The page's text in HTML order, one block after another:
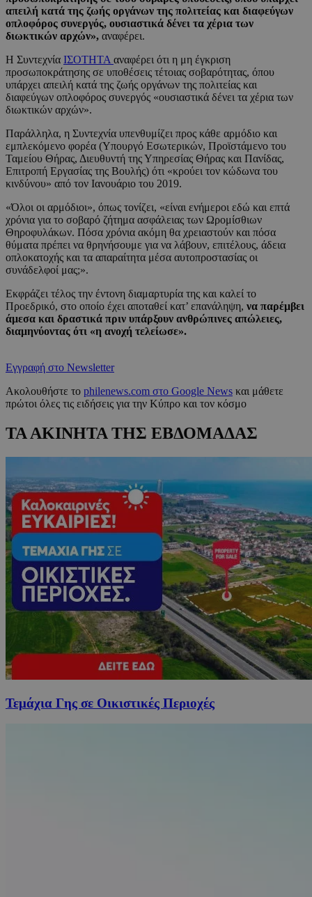
απειλή κατά της ζωής οργάνων της πολιτείας και διαφεύγων
οπλοφόρος συνεργός, ουσιαστικά δένει τα χέρια των
διωκτικών αρχών», αναφέρει.
Η Συντεχνία ΙΣΟΤΗΤΑ αναφέρει ότι η μη έγκριση
προσωποκράτησης σε υποθέσεις τέτοιας σοβαρότητας, όπου
υπάρχει απειλή κατά της ζωής οργάνων της πολιτείας και
διαφεύγων οπλοφόρος συνεργός «ουσιαστικά δένει τα χέρια των
διωκτικών αρχών».
Παράλληλα, η Συντεχνία υπενθυμίζει προς κάθε αρμόδιο και
εμπλεκόμενο φορέα (Υπουργό Εσωτερικών, Προϊστάμενο του
Ταμείου Θήρας, Διευθυντή της Υπηρεσίας Θήρας και Πανίδας,
Επιτροπή Εργασίας της Βουλής) ότι «κρούει τον κώδωνα του
κινδύνου» από τον Ιανουάριο του 2019.
«Όλοι οι αρμόδιοι», όπως τονίζει, «είναι ενήμεροι εδώ και επτά
χρόνια για το σοβαρό ζήτημα ασφάλειας των Ωρομίσθιων
Θηροφυλάκων. Πόσα χρόνια ακόμη θα χρειαστούν και πόσα
θύματα πρέπει να θρηνήσουμε για να λάβουν, επιτέλους, άδεια
οπλοκατοχής και τα απαραίτητα μέσα αυτοπροστασίας οι
συνάδελφοί μας;».
Εκφράζει τέλος την έντονη διαμαρτυρία της και καλεί το
Προεδρικό, στο οποίο έχει αποταθεί κατ’ επανάληψη, να παρέμβει
άμεσα και δραστικά πριν υπάρξουν ανθρώπινες απώλειες,
διαμηνύοντας ότι «η ανοχή τελείωσε».
Εγγραφή στο Newsletter
Ακολουθήστε το philenews.com στο Google News και μάθετε
πρώτοι όλες τις ειδήσεις για την Κύπρο και τον κόσμο
ΤΑ ΑΚΙΝΗΤΑ ΤΗΣ ΕΒΔΟΜΑΔΑΣ
Τεμάχια Γης σε Οικιστικές Περιοχές